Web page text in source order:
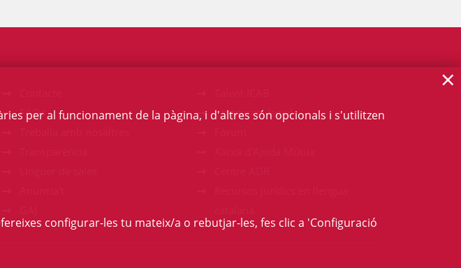
FAQs
La intercol·legial
per al funcionament de la pàgina, i d'altres són opcionals i s'utilitzen
configurar-les tu mateix/a o rebutjar-les, fes clic a 'Configuració
×